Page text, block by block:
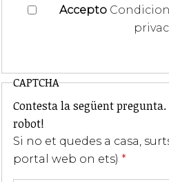
Accepto
CAPTCHA
Contesta la següent
robot!
Si no et quedes a casa,
portal web on ets) *